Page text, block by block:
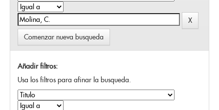
Comenzar nueva busqueda
Añadir filtros:
Usa los filtros para afinar la busqueda.